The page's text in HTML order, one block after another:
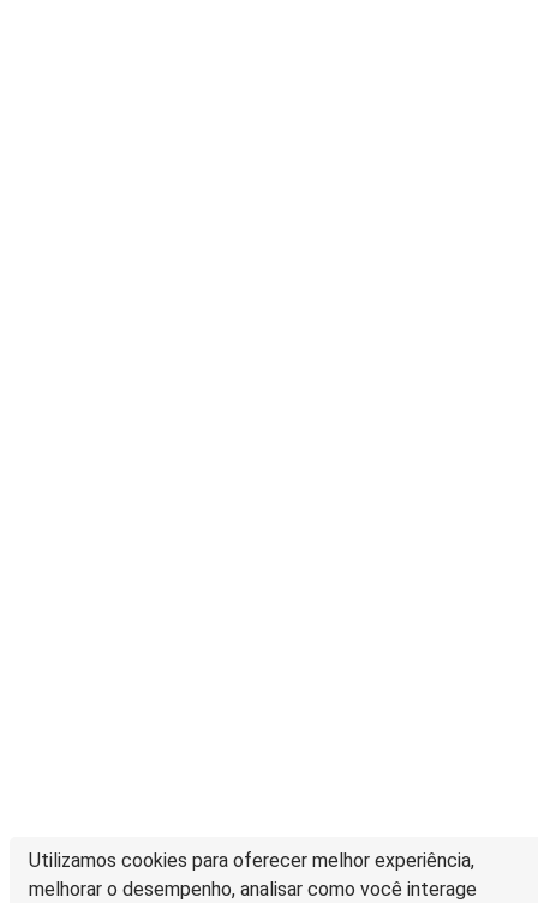
Utilizamos cookies para oferecer melhor experiência,
melhorar o desempenho, analisar como você interage